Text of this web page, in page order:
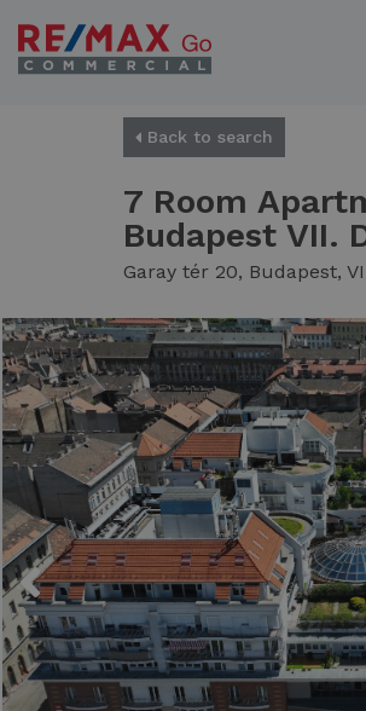
Back to search
7 Room
Budapest VII.
Garay tér 20, Budapest,
Previous